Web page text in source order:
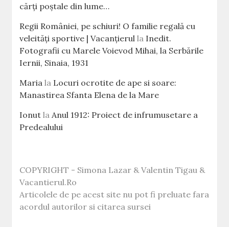
cărţi poştale din lume…
Regii României, pe schiuri! O familie regală cu
veleităţi sportive | Vacanțierul la Inedit.
Fotografii cu Marele Voievod Mihai, la Serbările
Iernii, Sinaia, 1931
Maria la Locuri ocrotite de ape si soare:
Manastirea Sfanta Elena de la Mare
Ionut la Anul 1912: Proiect de infrumusetare a
Predealului
COPYRIGHT - Simona Lazar & Valentin Tigau &
Vacantierul.Ro
Articolele de pe acest site nu pot fi preluate fara
acordul autorilor si citarea sursei